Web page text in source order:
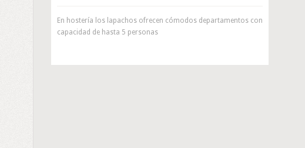
En hostería los lapachos ofrecen cómodos departamentos con
capacidad de hasta 5 personas